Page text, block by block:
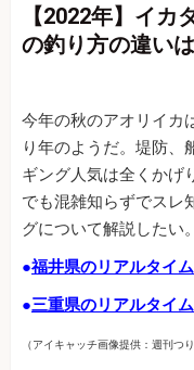
【2022年】イ
の釣り方の違い
今年の秋のアオリイカ
り年のようだ。堤防、
ギング人気は全くかげ
でも混雑知らずでスレ
グについて解説したい。
●福井県のリアルタイ
●三重県のリアルタイ
（アイキャッチ画像提供：週刊つ